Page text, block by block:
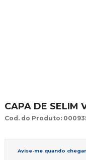
CAPA DE SELIM
Cod. do Produto:
Avise-me quando chegar